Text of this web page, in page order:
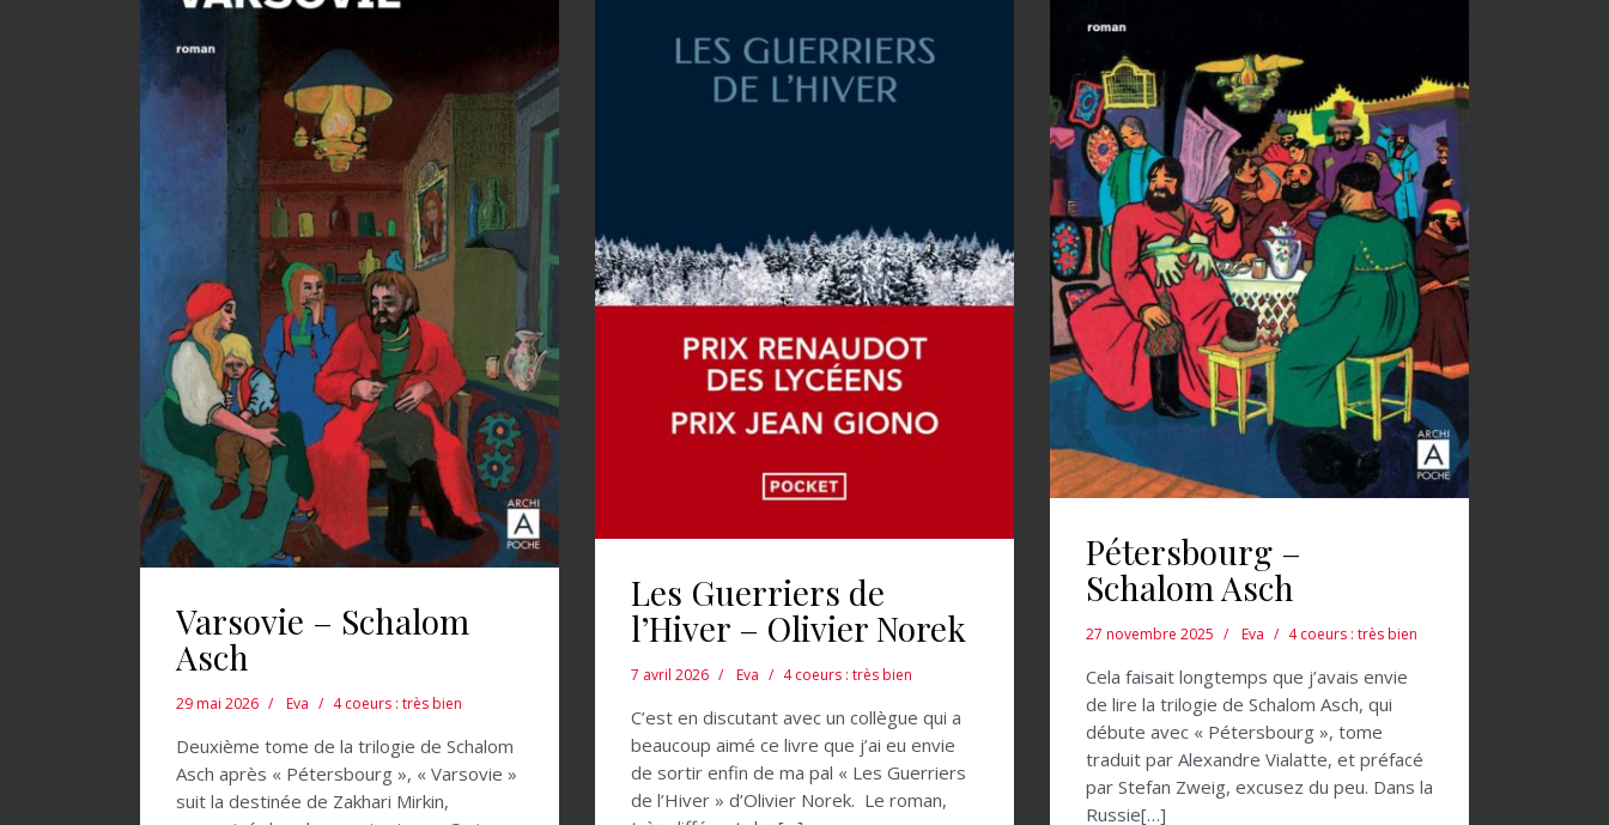
Varsovie – Schalom
Asch
29 mai 2026 Eva 4 coeurs : très bien
Deuxième tome de la trilogie de Schalom
Asch après « Pétersbourg », « Varsovie »
suit la destinée de Zakhari Mirkin,
Les Guerriers de
l’Hiver – Olivier Norek
7 avril 2026 Eva 4 coeurs : très bien
C’est en discutant avec un collègue qui a
beaucoup aimé ce livre que j’ai eu envie
de sortir enfin de ma pal « Les Guerriers
de l’Hiver » d’Olivier Norek. Le roman,
Pétersbourg –
Schalom Asch
27 novembre 2025 Eva 4 coeurs : très bien
Cela faisait longtemps que j’avais envie
de lire la trilogie de Schalom Asch, qui
débute avec « Pétersbourg », tome
traduit par Alexandre Vialatte, et préfacé
par Stefan Zweig, excusez du peu. Dans la
Russie[…]